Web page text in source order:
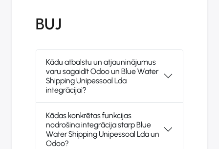
BUJ
Kādu atbalstu un atjauninājumus
varu sagaidīt Odoo un Blue Water
Shipping Unipessoal Lda
integrācijai?
Kādas konkrētas funkcijas
nodrošina integrācija starp Blue
Water Shipping Unipessoal Lda un
Odoo?